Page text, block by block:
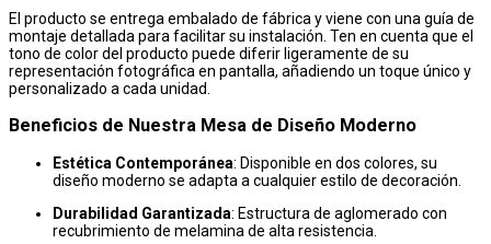
El producto se entrega embalado de fábrica y viene con una guía de
montaje detallada para facilitar su instalación. Ten en cuenta que el
tono de color del producto puede diferir ligeramente de su
representación fotográfica en pantalla, añadiendo un toque único y
personalizado a cada unidad.
Beneficios de Nuestra Mesa de Diseño Moderno
Estética Contemporánea: Disponible en dos colores, su
diseño moderno se adapta a cualquier estilo de decoración.
Durabilidad Garantizada: Estructura de aglomerado con
recubrimiento de melamina de alta resistencia.